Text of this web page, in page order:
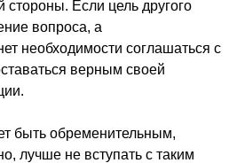
стороны. Если цель другого
вопроса, а
необходимости соглашаться с
верным своей
быть обременительным,
лучше не вступать с таким